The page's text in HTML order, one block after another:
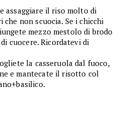
assaggiare il riso molto di
non scuocia. Se i chicchi
mezzo mestolo di brodo
cuocere. Ricordatevi di
la casseruola dal fuoco,
e mantecate il risotto col